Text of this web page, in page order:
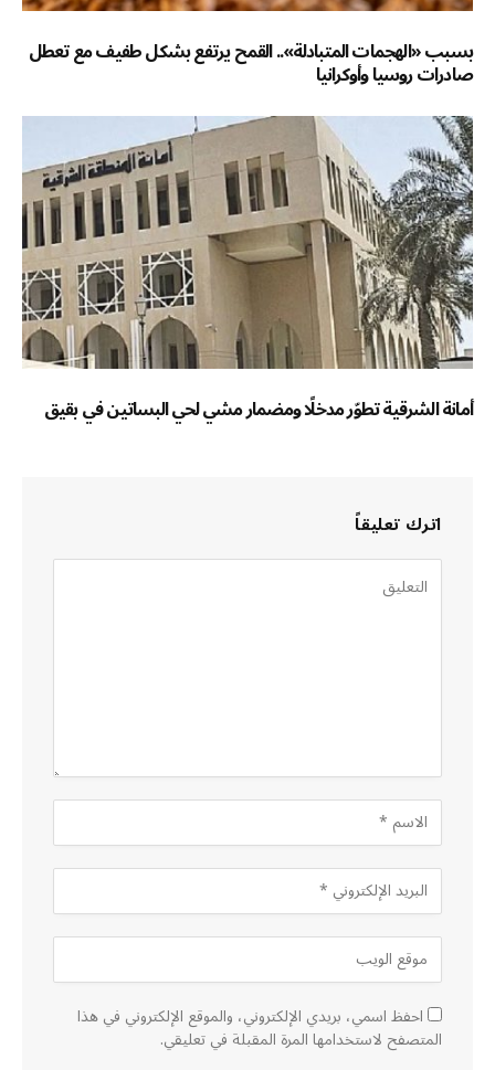
بسبب «الهجمات المتبادلة».. القمح يرتفع بشكل طفيف مع تعطل
صادرات روسيا وأوكرانيا
أمانة الشرقية تطوّر مدخلًا ومضمار مشي لحي البساتين في بقيق
اترك تعليقاً
احفظ اسمي، بريدي الإلكتروني، والموقع الإلكتروني في هذا
المتصفح لاستخدامها المرة المقبلة في تعليقي.